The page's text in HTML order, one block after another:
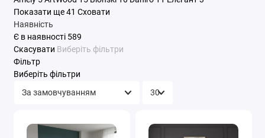
Показати ще 41 Сховати
Наявність
Є в наявності 589
Скасувати Виберіть фільтри
Фільтр
Виберіть фільтри